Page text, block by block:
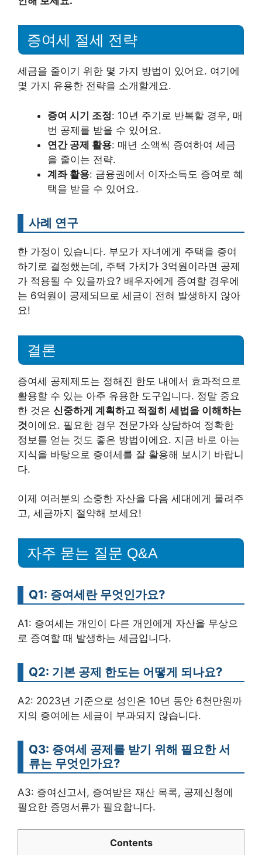
증여세 절세 전략
세금을 줄이기 위한 몇 가지 방법이 있어요. 여기에
몇 가지 유용한 전략을 소개할게요.
증여 시기 조정: 10년 주기로 반복할 경우, 매
번 공제를 받을 수 있어요.
연간 공제 활용: 매년 소액씩 증여하여 세금
을 줄이는 전략.
계좌 활용: 금융권에서 이자소득도 증여로 혜
택을 받을 수 있어요.
사례 연구
한 가정이 있습니다. 부모가 자녀에게 주택을 증여
하기로 결정했는데, 주택 가치가 3억원이라면 공제
가 적용될 수 있을까요? 배우자에게 증여할 경우에
는 6억원이 공제되므로 세금이 전혀 발생하지 않아
요!
결론
증여세 공제제도는 정해진 한도 내에서 효과적으로
활용할 수 있는 아주 유용한 도구입니다. 정말 중요
한 것은 신중하게 계획하고 적절히 세법을 이해하는
것이에요. 필요한 경우 전문가와 상담하여 정확한
정보를 얻는 것도 좋은 방법이에요. 지금 바로 아는
지식을 바탕으로 증여세를 잘 활용해 보시기 바랍니
다.
이제 여러분의 소중한 자산을 다음 세대에게 물려주
고, 세금까지 절약해 보세요!
자주 묻는 질문 Q&A
Q1: 증여세란 무엇인가요?
A1: 증여세는 개인이 다른 개인에게 자산을 무상으
로 증여할 때 발생하는 세금입니다.
Q2: 기본 공제 한도는 어떻게 되나요?
A2: 2023년 기준으로 성인은 10년 동안 6천만원까
지의 증여에는 세금이 부과되지 않습니다.
Q3: 증여세 공제를 받기 위해 필요한 서
류는 무엇인가요?
A3: 증여신고서, 증여받은 재산 목록, 공제신청에
필요한 증명서류가 필요합니다.
Contents